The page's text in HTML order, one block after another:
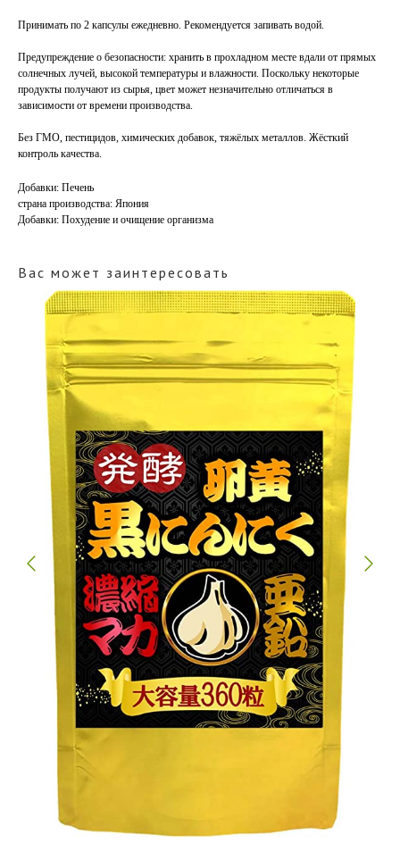
Принимать по 2 капсулы ежедневно. Рекомендуется запивать водой.
Предупреждение о безопасности: хранить в прохладном месте вдали от прямых
солнечных лучей, высокой температуры и влажности. Поскольку некоторые
продукты получают из сырья, цвет может незначительно отличаться в
зависимости от времени производства.
Без ГМО, пестицидов, химических добавок, тяжёлых металлов. Жёсткий
контроль качества.
Добавки: Печень
страна производства: Япония
Добавки: Похудение и очищение организма
Вас может заинтересовать